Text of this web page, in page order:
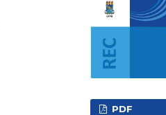
PDF